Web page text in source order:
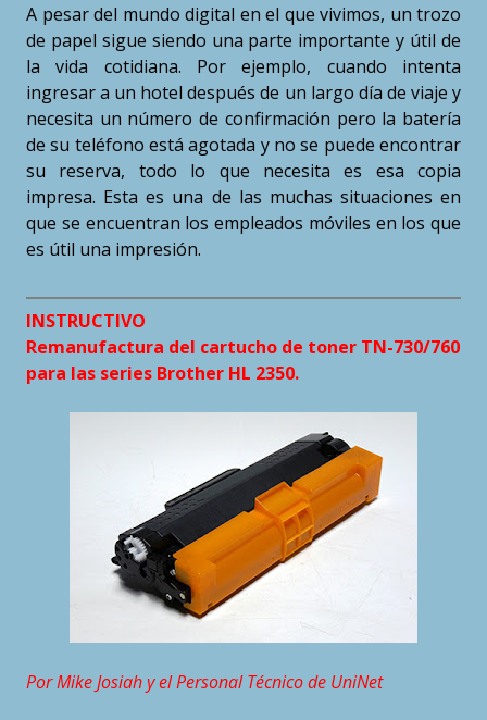
A pesar del mundo digital en el que vivimos, un trozo
de papel sigue siendo una parte importante y útil de
la vida cotidiana. Por ejemplo, cuando intenta
ingresar a un hotel después de un largo día de viaje y
necesita un número de confirmación pero la batería
de su teléfono está agotada y no se puede encontrar
su reserva, todo lo que necesita es esa copia
impresa. Esta es una de las muchas situaciones en
que se encuentran los empleados móviles en los que
es útil una impresión.
INSTRUCTIVO
Remanufactura del cartucho de toner TN-730/760
para las series Brother HL 2350.
Por Mike Josiah y el Personal Técnico de UniNet